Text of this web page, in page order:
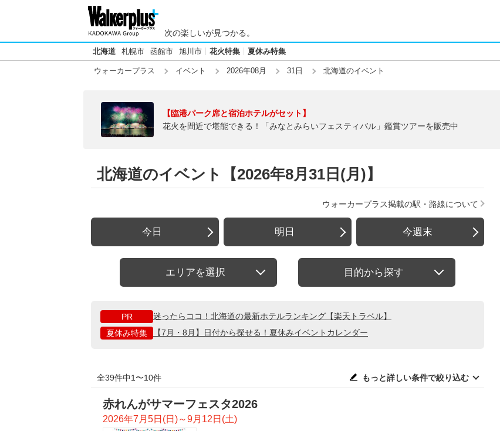
次の楽しいが見つかる。
北海道 札幌市 函館市 旭川市 花火特集 夏休み特集
ウォーカープラス イベント 2026年08月 31日 北海道のイベント
【臨港パーク席と宿泊ホテルがセット】
花火を間近で堪能できる！「みなとみらいフェスティバル」鑑賞ツアーを販売中
北海道のイベント【2026年8月31日(月)】
ウォーカープラス掲載の駅・路線について
今日 明日 今週末
エリアを選択 目的から探す
PR
迷ったらココ！北海道の最新ホテルランキング【楽天トラベル】
夏休み特集
【7月・8月】日付から探せる！夏休みイベントカレンダー
全39件中1〜10件 もっと詳しい条件で絞り込む
赤れんがサマーフェスタ2026
2026年7月5日(日)～9月12日(土)